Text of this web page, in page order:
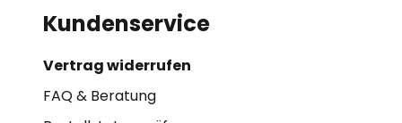
Kundenservice
Vertrag widerrufen
FAQ & Beratung